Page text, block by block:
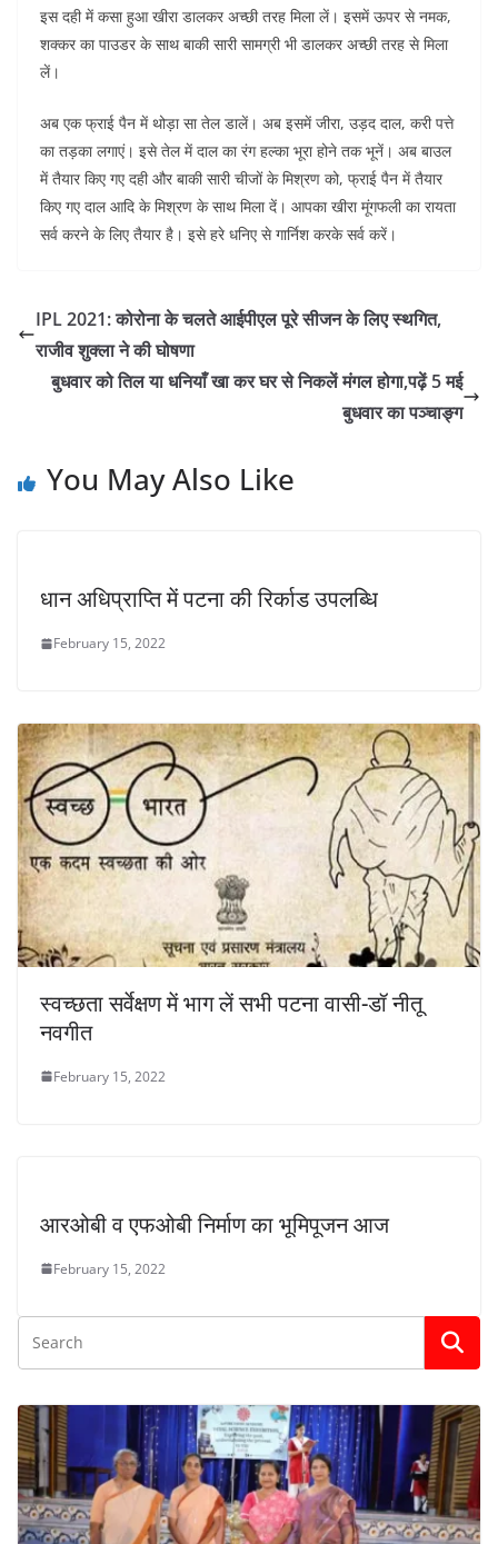
इस दही में कसा हुआ खीरा डालकर अच्छी तरह मिला लें। इसमें ऊपर से नमक,
शक्कर का पाउडर के साथ बाकी सारी सामग्री भी डालकर अच्छी तरह से मिला
लें।
अब एक फ्राई पैन में थोड़ा सा तेल डालें। अब इसमें जीरा, उड़द दाल, करी पत्ते
का तड़का लगाएं। इसे तेल में दाल का रंग हल्का भूरा होने तक भूनें। अब बाउल
में तैयार किए गए दही और बाकी सारी चीजों के मिश्रण को, फ्राई पैन में तैयार
किए गए दाल आदि के मिश्रण के साथ मिला दें। आपका खीरा मूंगफली का रायता
सर्व करने के लिए तैयार है। इसे हरे धनिए से गार्निश करके सर्व करें।
IPL 2021: कोरोना के चलते आईपीएल पूरे सीजन के लिए स्थगित,
राजीव शुक्ला ने की घोषणा
बुधवार को तिल या धनियाँ खा कर घर से निकलें मंगल होगा,पढ़ें 5 मई
बुधवार का पञ्चाङ्ग
You May Also Like
धान अधिप्राप्ति में पटना की रिर्काड उपलब्धि
February 15, 2022
स्वच्छता सर्वेक्षण में भाग लें सभी पटना वासी-डॉ नीतू
नवगीत
February 15, 2022
आरओबी व एफओबी निर्माण का भूमिपूजन आज
February 15, 2022